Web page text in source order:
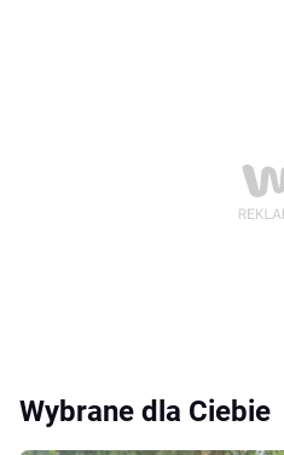
Wybrane dla Ciebie